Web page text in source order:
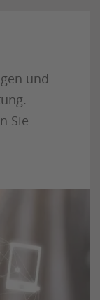
und
Sie